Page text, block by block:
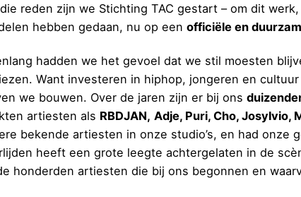
reden zijn we Stichting TAC gestart – om dit
hebben gedaan, nu op eenofficiële en
hadden we het gevoel dat we stil moesten
Want investeren in hiphop, jongeren en
we bouwen. Over de jaren zijn er bij ons
artiesten als RBDJAN, Adje, Puri, Cho, Josylvio,
bekende artiesten in onze studio’s, en had onze
heeft een grote leegte achtergelaten in de
honderden artiesten die bij ons begonnen en